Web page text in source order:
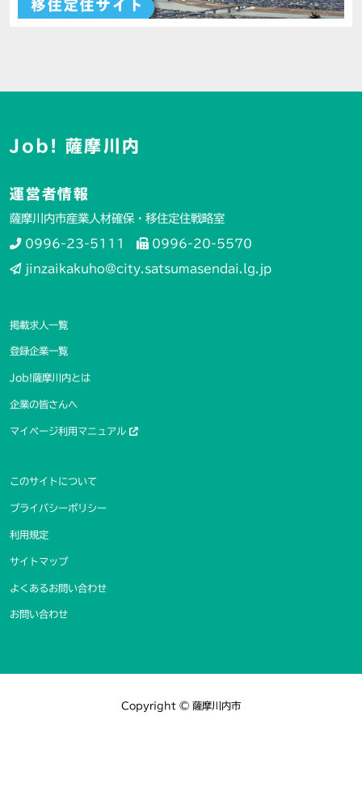
Job! 薩摩川内
運営者情報
薩摩川内市産業人材確保・移住定住戦略室
0996-23-5111 0996-20-5570
jinzaikakuho@city.satsumasendai.lg.jp
掲載求人一覧
登録企業一覧
Job!薩摩川内とは
企業の皆さんへ
マイページ利用マニュアル
このサイトについて
プライバシーポリシー
利用規定
サイトマップ
よくあるお問い合わせ
お問い合わせ
Copyright © 薩摩川内市